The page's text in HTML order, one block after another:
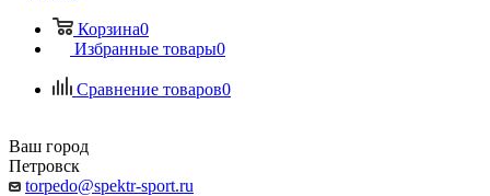
Корзина0
Избранные товары0
Сравнение товаров0
Ваш город
Петровск
torpedo@spektr-sport.ru